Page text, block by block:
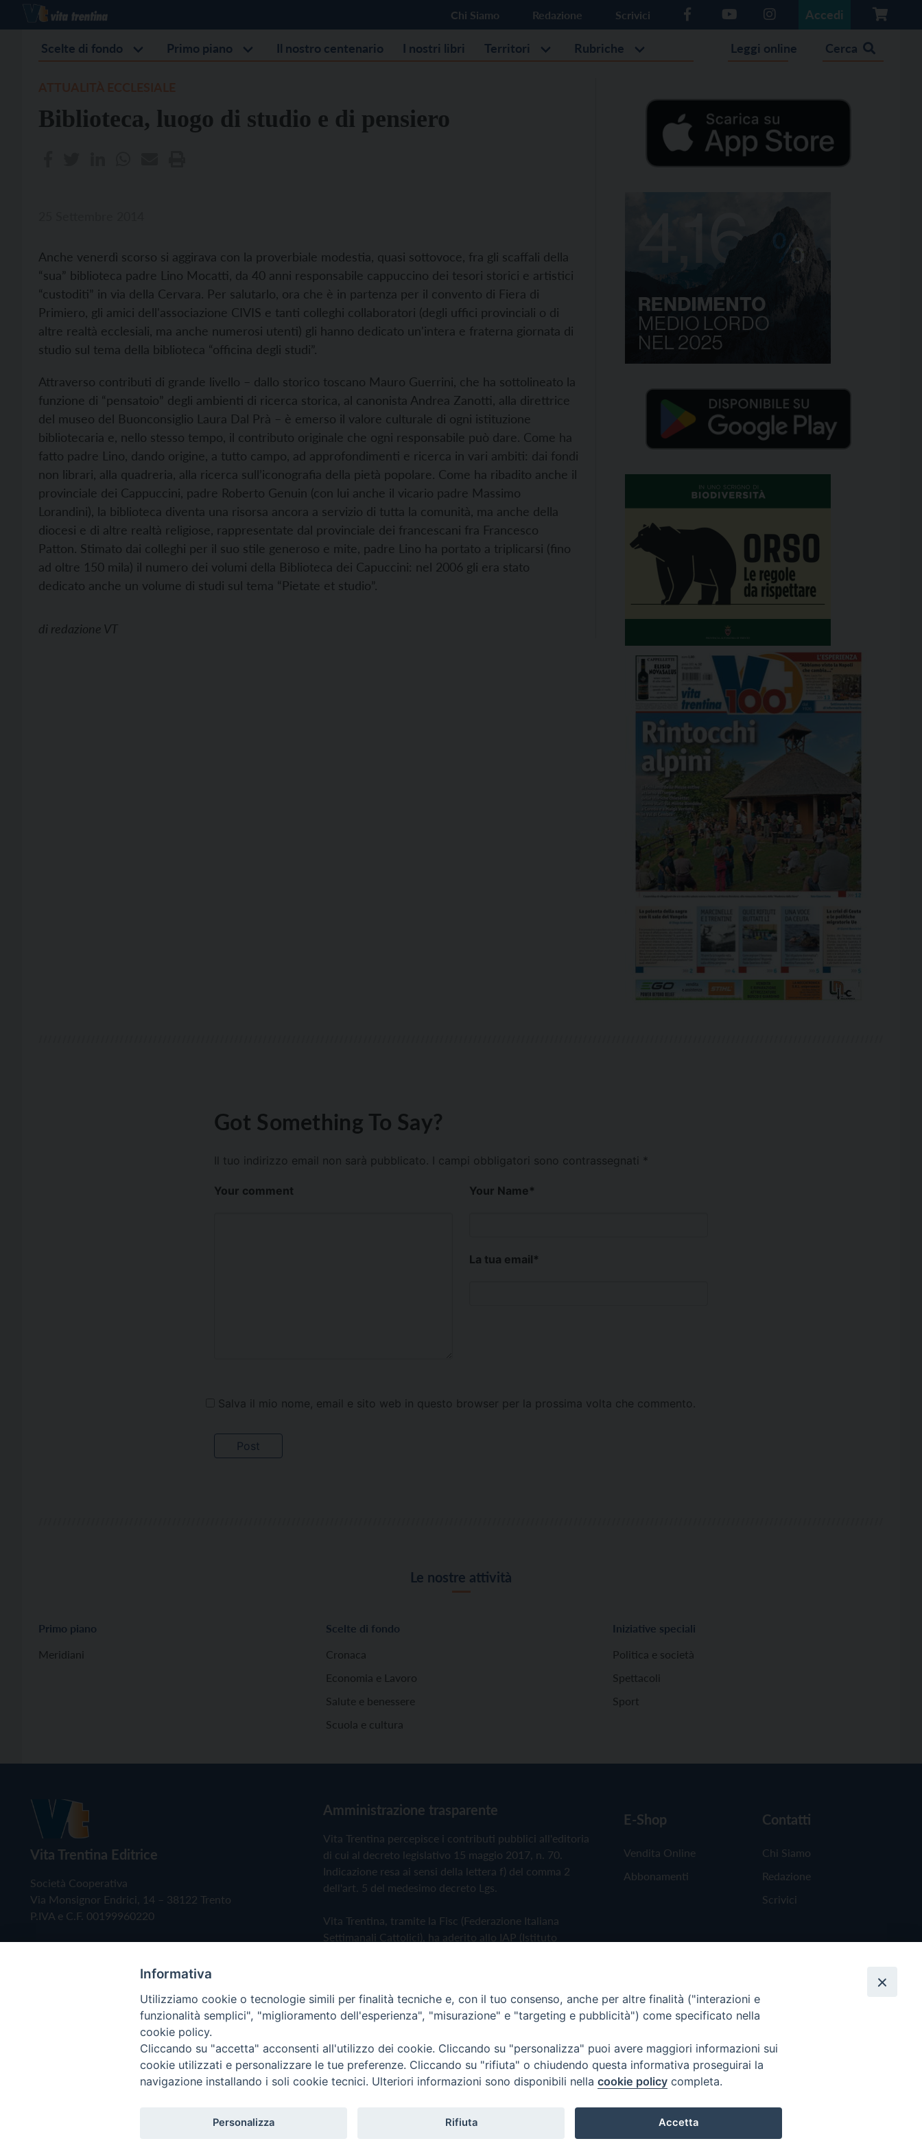
Chi Siamo Redazione Scrivici Accedi
Scelte di fondo Primo piano Il nostro centenario I nostri libri Territori Rubriche Leggi online Cerca
Biblioteca, luogo di studio e di pensiero
Anche venerdì scorso si aggirava con la proverbiale modestia, quasi sottovoce, fra gli scaffali della
“sua” biblioteca padre Lino Mocatti, da 40 anni responsabile cappuccino dei tesori storici e artistici
“custoditi” in via della Cervara. Per salutarlo, ora che è in partenza per il convento di Fiera di
Primiero, gli amici dell'associazione CIVIS e tanti colleghi collaboratori (degli uffici provinciali o di
altre realtà ecclesiali, ma anche numerosi utenti) gli hanno dedicato un'intera e fraterna giornata di
studio sul tema della biblioteca “officina degli studi”.
Attraverso contributi di grande livello – dallo storico toscano Mauro Guerrini, che ha sottolineato la
funzione di “pensatoio” degli ambienti di ricerca storica, al canonista Andrea Zanotti, alla direttrice
del museo del Buonconsiglio Laura Dal Prà – è emerso il valore culturale di ogni istituzione
bibliotecaria e, nello stesso tempo, il contributo originale che ogni responsabile può dare. Come ha
fatto padre Lino, dando origine, a tutto campo, ad approfondimenti e ricerca in vari ambiti: dai fondi
non librari, alla quadreria, alla ricerca sull’iconografia della pietà popolare. Come ha ribadito anche il
provinciale dei Cappuccini, padre Roberto Genuin (con lui anche il vicario padre Massimo
Lorandini), la biblioteca diventa una risorsa ancora a servizio di tutta la comunità, ma anche della
diocesi e di altre realtà religiose, rappresentate dal provinciale dei francescani fra Francesco
Patton. Stimato dai colleghi per il suo stile generoso e mite, padre Lino ha portato a triplicarsi (fino
ad oltre 150 mila) il numero dei volumi della Biblioteca dei Capuccini: nel 2006 gli era stato
dedicato anche un volume di studi sul tema “Pietate et studio”.
di redazione VT
Got Something To Say?
Il tuo indirizzo email non sarà pubblicato. I campi obbligatori sono contrassegnati *
Your comment Your Name*
La tua email*
Salva il mio nome, email e sito web in questo browser per la prossima volta che commento.
Le nostre attività
Primo piano
Meridiani
Scelte di fondo
Cronaca
Economia e Lavoro
Salute e benessere
Scuola e cultura
Iniziative speciali
Politica e società
Spettacoli
Sport
Vita Trentina Editrice
Società Cooperativa
Via Monsignor Endrici, 14 – 38122 Trento
P.IVA e C.F. 00199960220
Amministrazione trasparente
Vita Trentina percepisce i contributi pubblici all'editoria
di cui al decreto legislativo 15 maggio 2017, n. 70.
Indicazione resa ai sensi della lettera f) del comma 2
dell'art. 5 del medesimo decreto Lgs.
Vita Trentina, tramite la Fisc (Federazione Italiana
Settimanali Cattolici), ha aderito allo IAP (Istituto
Privacy Policy Cookie Policy
E-Shop
Vendita Online
Abbonamenti
Contatti
Chi Siamo
Redazione
Scrivici
Copyright © 2019 - Tutti i diritti riservati - Vita Trentina Editrice
Informativa
Utilizziamo cookie o tecnologie simili per finalità tecniche e, con il tuo consenso, anche per altre finalità ("interazioni e
funzionalità semplici", "miglioramento dell'esperienza", "misurazione" e "targeting e pubblicità") come specificato nella
cookie policy.
Cliccando su "accetta" acconsenti all'utilizzo dei cookie. Cliccando su "personalizza" puoi avere maggiori informazioni sui
cookie utilizzati e personalizzare le tue preferenze. Cliccando su "rifiuta" o chiudendo questa informativa proseguirai la
navigazione installando i soli cookie tecnici. Ulteriori informazioni sono disponibili nella cookie policy completa.
Personalizza Rifiuta Accetta